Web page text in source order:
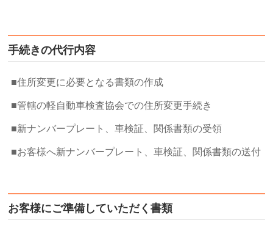
手続きの代行内容
■住所変更に必要となる書類の作成
■管轄の軽自動車検査協会での住所変更手続き
■新ナンバープレート、車検証、関係書類の受領
■お客様へ新ナンバープレート、車検証、関係書類の送付
お客様にご準備していただく書類